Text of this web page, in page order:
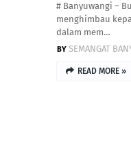
# Banyuwangi –
menghimbau
dalam mem…
SEMANGAT
READ MORE »